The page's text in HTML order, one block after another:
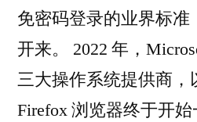
免密码登录的业界标准
开来。 2022 年，
三大操作系统提供商，
Firefox 浏览器终于开